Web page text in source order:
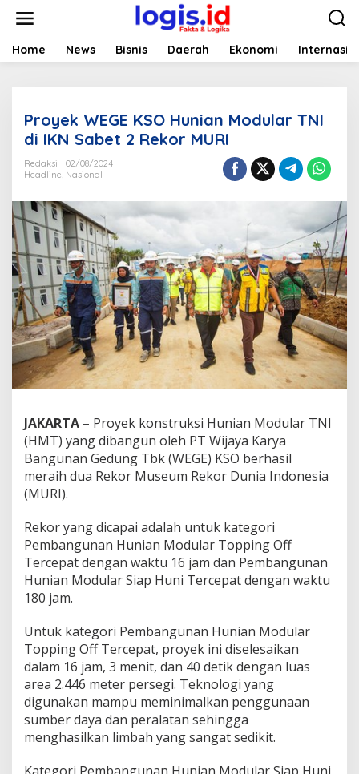
t
Home News Bisnis Daerah Ekonomi
Proyek WEGE KSO Hunian Modular TNI
di IKN Sabet 2 Rekor MURI
Redaksi
02/08/2024
Headline, Nasional
JAKARTA – Proyek konstruksi Hunian Modular TNI
(HMT) yang dibangun oleh PT Wijaya Karya
Bangunan Gedung Tbk (WEGE) KSO berhasil
meraih dua Rekor Museum Rekor Dunia Indonesia
(MURI).
Rekor yang dicapai adalah untuk kategori
Pembangunan Hunian Modular Topping Off
Tercepat dengan waktu 16 jam dan Pembangunan
Hunian Modular Siap Huni Tercepat dengan waktu
180 jam.
Untuk kategori Pembangunan Hunian Modular
Topping Off Tercepat, proyek ini diselesaikan
dalam 16 jam, 3 menit, dan 40 detik dengan luas
area 2.446 meter persegi. Teknologi yang
digunakan mampu meminimalkan penggunaan
sumber daya dan peralatan sehingga
menghasilkan limbah yang sangat sedikit.